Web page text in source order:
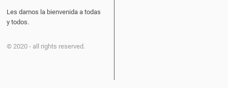
Les damos la bienvenida a todas
y todos.
© 2020 - all rights reserved.